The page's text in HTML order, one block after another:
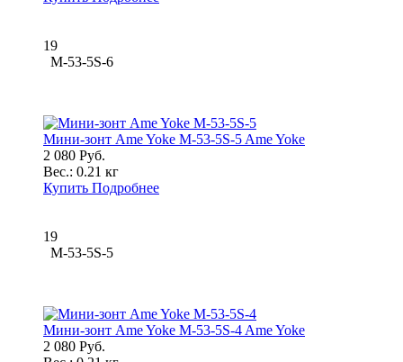
19
M-53-5S-6
Мини-зонт Ame Yoke M-53-5S-5 Ame Yoke
2 080 Руб.
Вес.: 0.21 кг
Купить Подробнее
19
M-53-5S-5
Мини-зонт Ame Yoke M-53-5S-4 Ame Yoke
2 080 Руб.